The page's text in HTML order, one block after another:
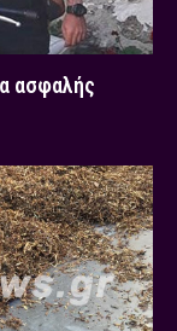
ασφαλής